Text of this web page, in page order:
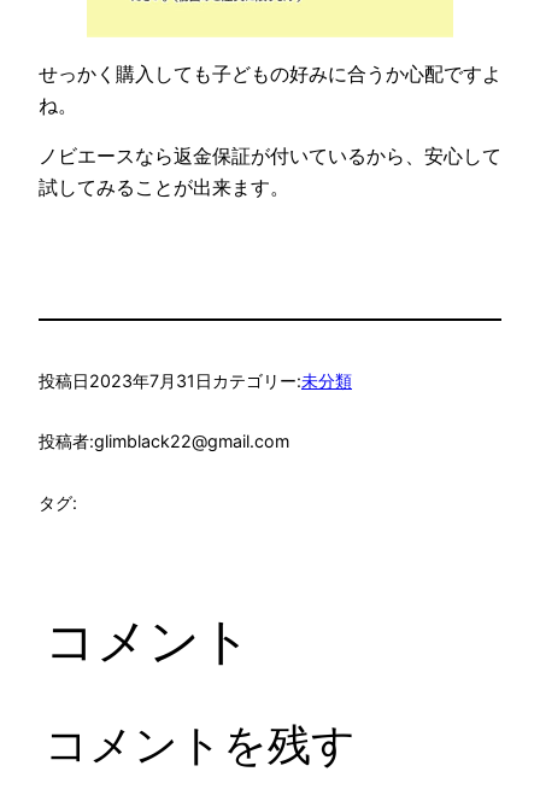
せっかく購入しても子どもの好みに合うか心配ですよ
ね。
ノビエースなら返金保証が付いているから、安心して
試してみることが出来ます。
投稿日2023年7月31日カテゴリー:未分類
投稿者:glimblack22@gmail.com
タグ:
コメント
コメントを残す